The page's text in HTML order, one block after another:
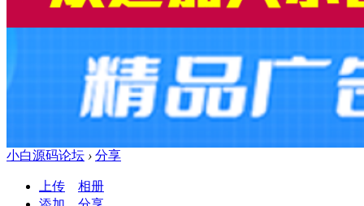
小白源码论坛 › 分享
上传
相册